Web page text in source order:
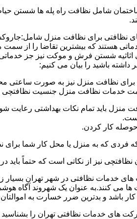
شامل نظافت راه پله ها شستن
نظافتی برای نظافت منزل
هستند که بیشترین تقاضا را از
اثاثیه شستن فرش و موکت نیز جز
داشته باشید را بیان می کنیم:
نظافت منزل نیز به صورت ساعتی
خدمات نظافت منزل جنسیت نظافتچی
منزل باید تمام نکات بهداشتی
کار کردن.
فردی که به منزل یا محل کار شما
نظافتچی نیز از نکاتی است که حتماً
خدمات نظافتی در شهر تهران بسیار
می کنند.به عنوان یک شهروند آگاه
کار باشد و بدترین ضرر خسارت به
های خدمات نظافتی تهران را بشناسید